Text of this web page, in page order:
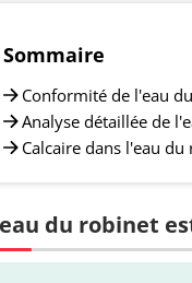
Sommaire
Conformité de l'eau
Analyse détaillée de
Calcaire dans l'eau
du robinet